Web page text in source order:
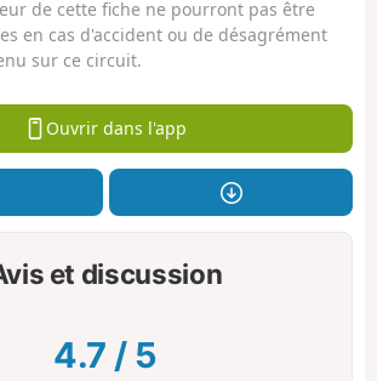
de cette fiche ne pourront pas être
en cas d'accident ou de désagrément
sur ce circuit.
Ouvrir dans l'app
et discussion
4.7 / 5